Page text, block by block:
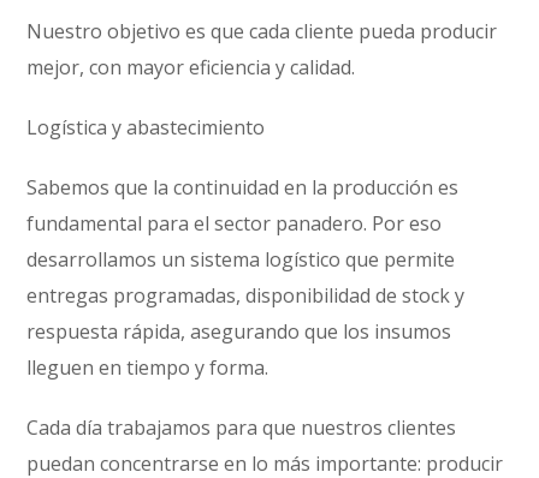
Nuestro objetivo es que cada cliente pueda producir
mejor, con mayor eficiencia y calidad.
Logística y abastecimiento
Sabemos que la continuidad en la producción es
fundamental para el sector panadero. Por eso
desarrollamos un sistema logístico que permite
entregas programadas, disponibilidad de stock y
respuesta rápida, asegurando que los insumos
lleguen en tiempo y forma.
Cada día trabajamos para que nuestros clientes
puedan concentrarse en lo más importante: producir